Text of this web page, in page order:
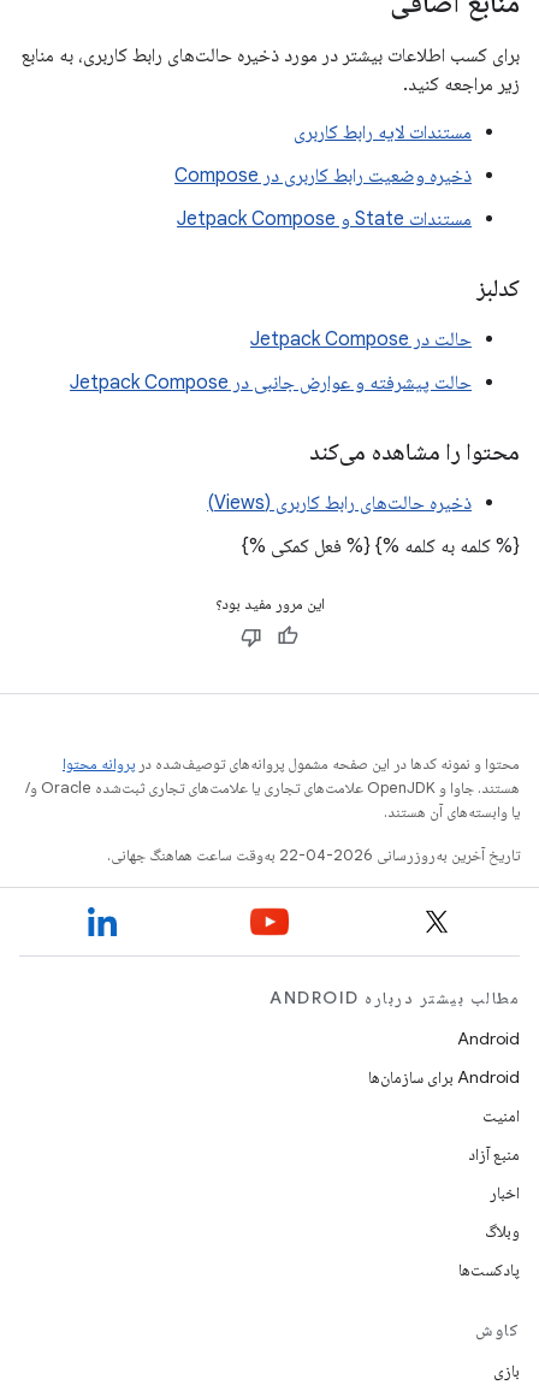
برای کسب اطلاعات بیشتر در مورد ذخیره حالت‌های رابط کاربری، به منابع
زیر مراجعه کنید.
مستندات لایه رابط کاربری
ذخیره وضعیت رابط کاربری در Compose
مستندات State و Jetpack Compose
کدلبز
حالت در Jetpack Compose
حالت پیشرفته و عوارض جانبی در Jetpack Compose
محتوا را مشاهده می‌کند
ذخیره حالت‌های رابط کاربری (Views)
{% کلمه به کلمه %} {% فعل کمکی %}
این مرور مفید بود؟
محتوا و نمونه کدها در این صفحه مشمول پروانه‌های توصیف‌شده در پروانه محتوا
هستند. جاوا و OpenJDK علامت‌های تجاری یا علامت‌های تجاری ثبت‌شده Oracle و/
یا وابسته‌های آن هستند.
تاریخ آخرین به‌روزرسانی 2026-04-22 به‌وقت ساعت هماهنگ جهانی.
مطالب بیشتر درباره ANDROID
Android
Android برای سازمان‌ها
امنیت
منبع آزاد
اخبار
وبلاگ
پادکست‌ها
کاوش
بازی